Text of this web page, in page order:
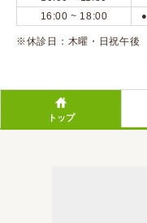
口コミ投稿
16:00 ~ 18:00 ●
※休診日：木曜・日祝午後
トップ